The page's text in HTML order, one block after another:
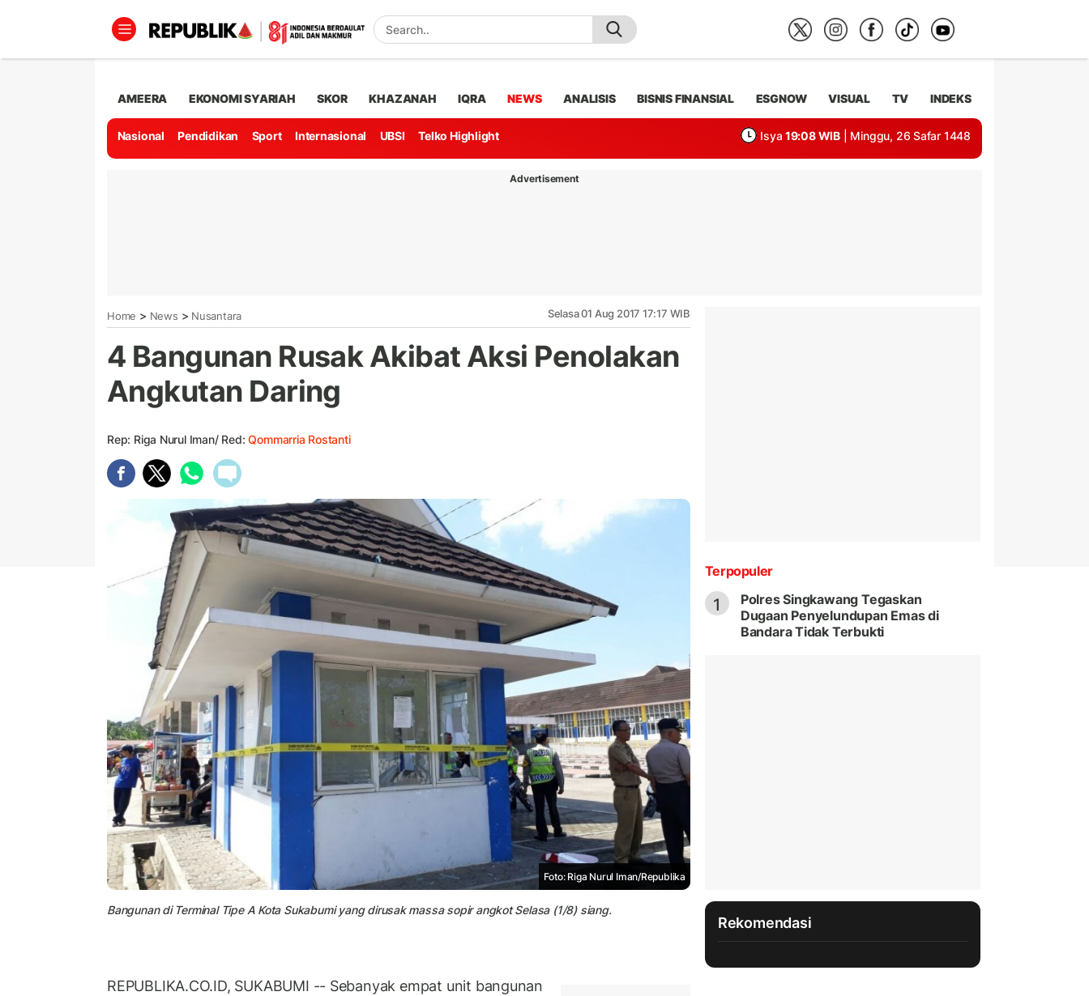
AMEERA EKONOMI SYARIAH SKOR KHAZANAH IQRA NEWS ANALISIS BISNIS FINANSIAL ESGNOW VISUAL TV INDEKS
Nasional Pendidikan Sport Internasional UBSI Telko Highlight Isya 19:08 WIB | Minggu, 26 Safar 1448
Advertisement
Home > News > Nusantara Selasa 01 Aug 2017 17:17 WIB
4 Bangunan Rusak Akibat Aksi Penolakan
Angkutan Daring
Rep: Riga Nurul Iman/ Red:Qommarria Rostanti
Foto: Riga Nurul Iman/Republika
Bangunan di Terminal Tipe A Kota Sukabumi yang dirusak massa sopir angkot Selasa (1/8) siang.
REPUBLIKA.CO.ID, SUKABUMI -- Sebanyak empat unit bangunan
Terpopuler
1
Polres Singkawang Tegaskan
Dugaan Penyelundupan Emas di
Bandara Tidak Terbukti
Rekomendasi